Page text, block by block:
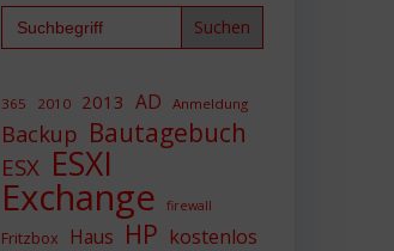
Search
for:
365 2010 2013 AD Anmeldung
Backup Bautagebuch
ESX ESXI
Exchange firewall
Fritzbox Haus HP kostenlos